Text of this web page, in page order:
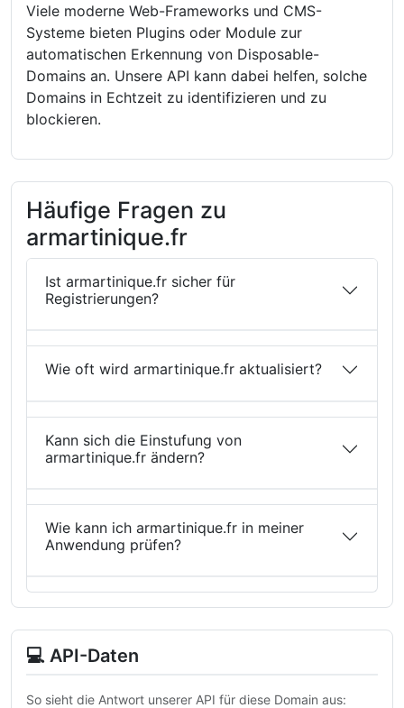
Viele moderne Web-Frameworks und CMS-
Systeme bieten Plugins oder Module zur
automatischen Erkennung von Disposable-
Domains an. Unsere API kann dabei helfen, solche
Domains in Echtzeit zu identifizieren und zu
blockieren.
Häufige Fragen zu
armartinique.fr
Ist armartinique.fr sicher für
Registrierungen?
Wie oft wird armartinique.fr aktualisiert?
Kann sich die Einstufung von
armartinique.fr ändern?
Wie kann ich armartinique.fr in meiner
Anwendung prüfen?
💻 API-Daten
So sieht die Antwort unserer API für diese Domain aus: